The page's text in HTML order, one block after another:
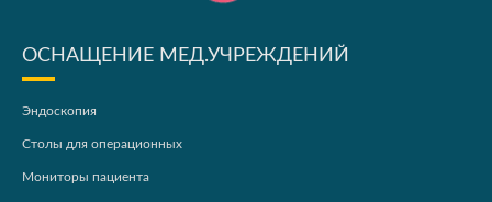
ОСНАЩЕНИЕ МЕД.УЧРЕЖДЕНИЙ
Эндоскопия
Столы для операционных
Мониторы пациента